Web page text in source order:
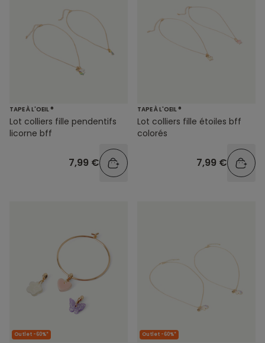
TAPE À L'OEIL ®
Lot colliers fille pendentifs
licorne bff
7,99 €
TAPE À L'OEIL ®
Lot colliers fille étoiles bff
colorés
7,99 €
Outlet -60%* Outlet -60%*